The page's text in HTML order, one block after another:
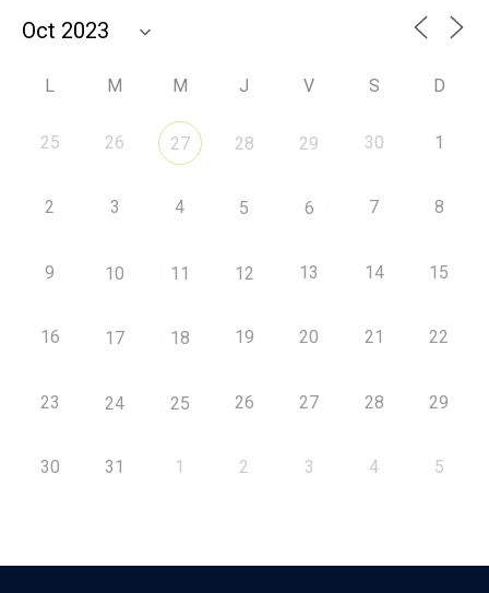
L M M J V S D
25 26 27 28 29 30 1
2 3 4 5 6 7 8
9 10 11 12 13 14 15
16 17 18 19 20 21 22
23 24 25 26 27 28 29
30 31 1 2 3 4 5